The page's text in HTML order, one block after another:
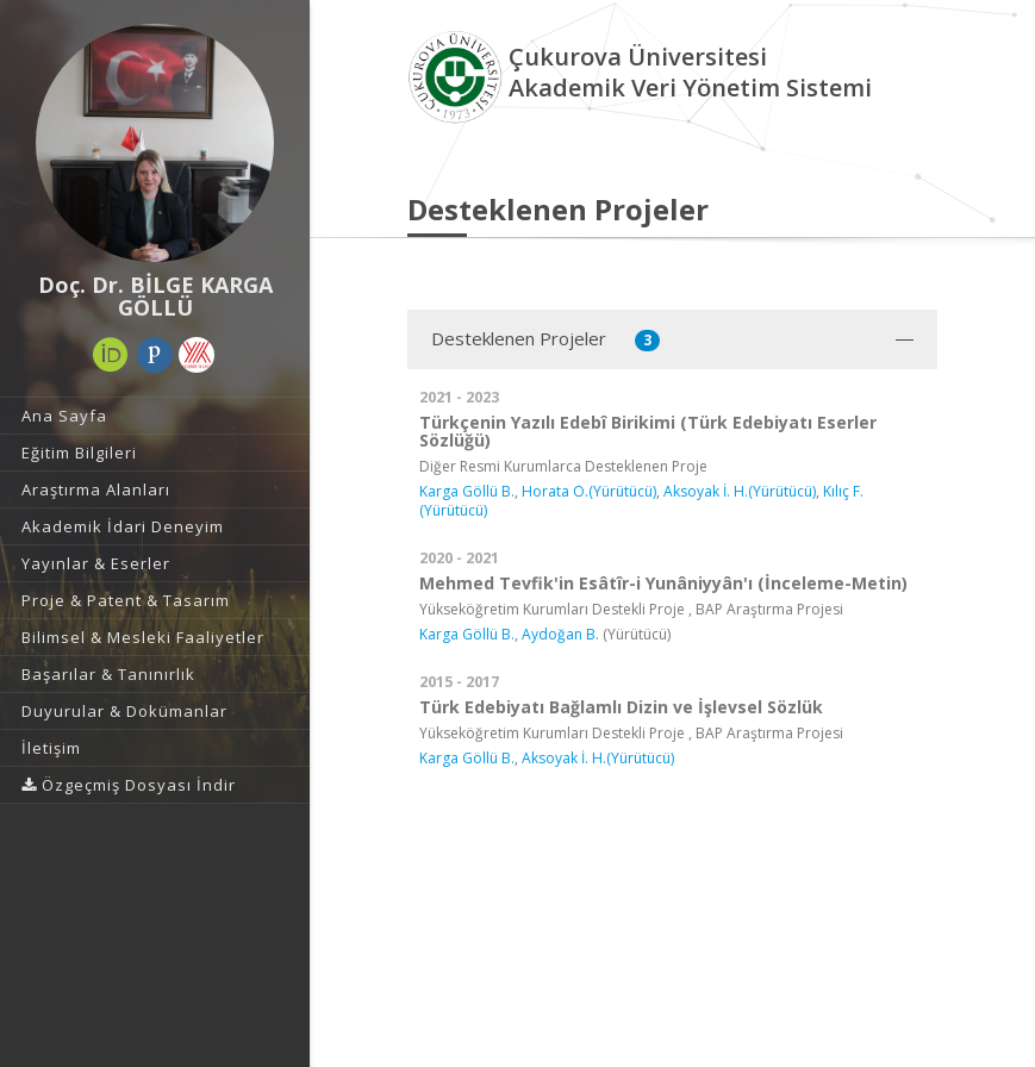
Doç. Dr. BİLGE KARGA
GÖLLÜ
Ana Sayfa
Eğitim Bilgileri
Araştırma Alanları
Akademik İdari Deneyim
Yayınlar & Eserler
Proje & Patent & Tasarım
Bilimsel & Mesleki Faaliyetler
Başarılar & Tanınırlık
Duyurular & Dokümanlar
İletişim
Özgeçmiş Dosyası İndir
Çukurova Üniversitesi
Akademik Veri Yönetim Sistemi
Desteklenen Projeler
Desteklenen Projeler 3
2021 - 2023
Türkçenin Yazılı Edebî Birikimi (Türk Edebiyatı Eserler
Sözlüğü)
Diğer Resmi Kurumlarca Desteklenen Proje
Karga Göllü B., Horata O.(Yürütücü), Aksoyak İ. H.(Yürütücü), Kılıç F.
(Yürütücü)
2020 - 2021
Mehmed Tevfik'in Esâtîr-i Yunâniyyân'ı (İnceleme-Metin)
Yükseköğretim Kurumları Destekli Proje , BAP Araştırma Projesi
Karga Göllü B., Aydoğan B. (Yürütücü)
2015 - 2017
Türk Edebiyatı Bağlamlı Dizin ve İşlevsel Sözlük
Yükseköğretim Kurumları Destekli Proje , BAP Araştırma Projesi
Karga Göllü B., Aksoyak İ. H.(Yürütücü)